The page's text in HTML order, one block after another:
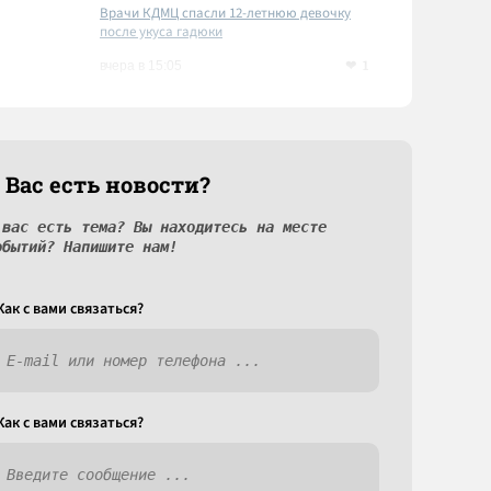
Врачи КДМЦ спасли 12-летнюю девочку
после укуса гадюки
есть новости?
есть тема? Вы находитесь на месте
Напишите нам!
c вами связаться?
c вами связаться?